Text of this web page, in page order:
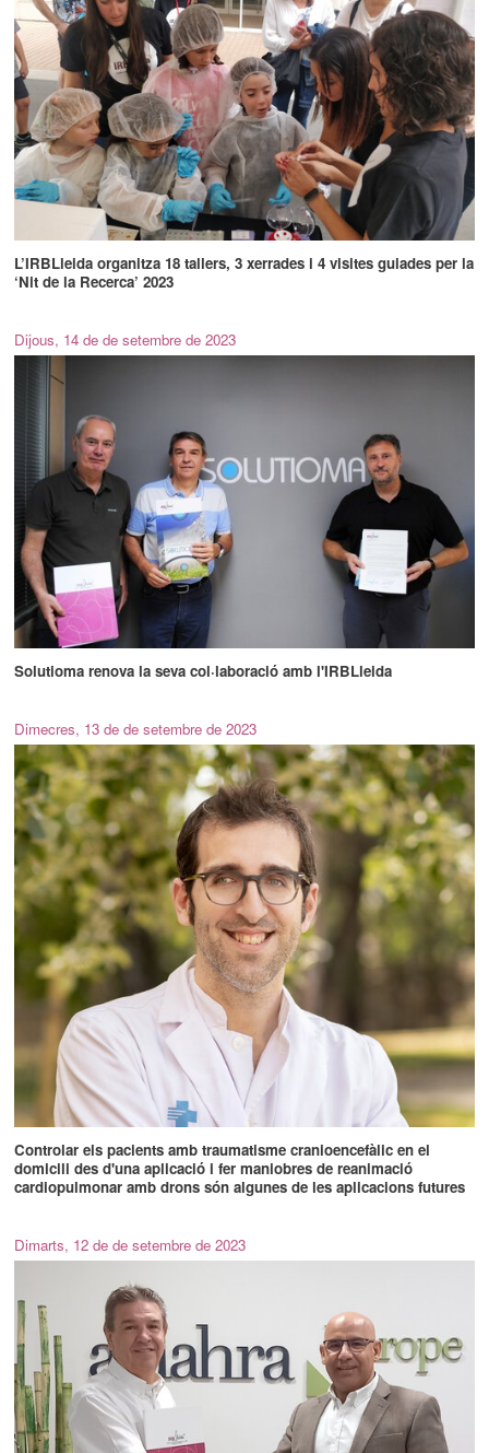
L’IRBLleida organitza 18 tallers, 3 xerrades i 4 visites guiades per la
‘Nit de la Recerca’ 2023
Dijous, 14 de de setembre de 2023
Solutioma renova la seva col·laboració amb l'IRBLleida
Dimecres, 13 de de setembre de 2023
Controlar els pacients amb traumatisme cranioencefàlic en el
domicili des d'una aplicació i fer maniobres de reanimació
cardiopulmonar amb drons són algunes de les aplicacions futures
Dimarts, 12 de de setembre de 2023